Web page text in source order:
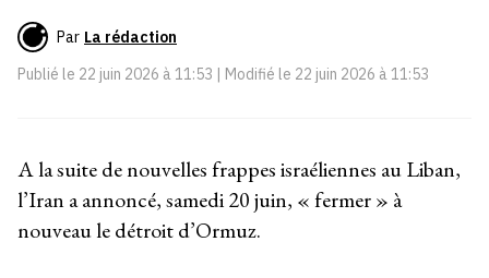
Par La rédaction
Publié le 22 juin 2026 à 11:53 | Modifié le 22 juin 2026 à 11:53
A la suite de nouvelles frappes israéliennes au Liban,
l’Iran a annoncé, samedi 20 juin, « fermer » à
nouveau le détroit d’Ormuz.